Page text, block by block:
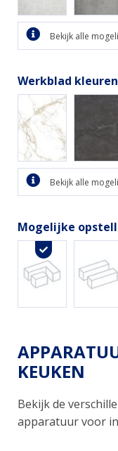
Bekijk alle
Werkblad kleuren
Bekijk alle
Mogelijke
KEUKEN
Bekijk de
apparatuur voor